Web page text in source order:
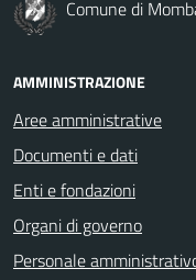
Comune di
AMMINISTRAZIONE
Aree amministrative
Documenti e dati
Enti e fondazioni
Organi di governo
Personale